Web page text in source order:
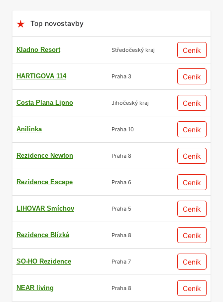
Top novostavby
Kladno Resort Středočeský kraj Ceník
HARTIGOVA 114 Praha 3 Ceník
Costa Plana Lipno Jihočeský kraj Ceník
Anilinka Praha 10 Ceník
Rezidence Newton Praha 8 Ceník
Rezidence Escape Praha 6 Ceník
LIHOVAR Smíchov Praha 5 Ceník
Rezidence Blízká Praha 8 Ceník
SO-HO Rezidence Praha 7 Ceník
NEAR living Praha 8 Ceník